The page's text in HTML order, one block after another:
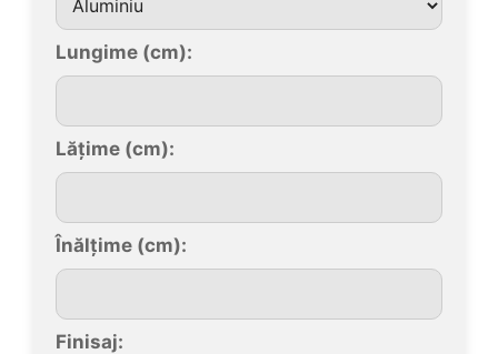
Lungime (cm):
Lățime (cm):
Înălțime (cm):
Finisaj: